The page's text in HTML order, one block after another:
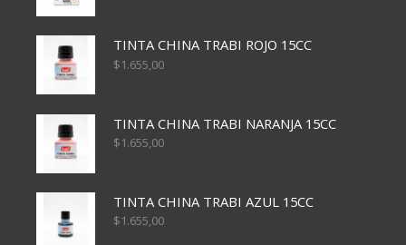
TINTA CHINA TRABI ROJO 15CC
$1.655,00
TINTA CHINA TRABI NARANJA 15CC
$1.655,00
TINTA CHINA TRABI AZUL 15CC
$1.655,00